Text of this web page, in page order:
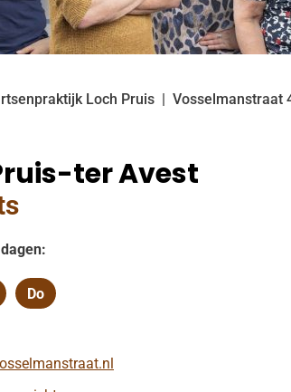
Loch Pruis Vosselmanstraat
ter Avest
Donderdag
Do